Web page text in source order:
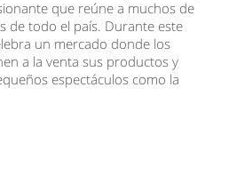
que reúne a muchos de
de todo el país. Durante este
un mercado donde los
a la venta sus productos y
espectáculos como la